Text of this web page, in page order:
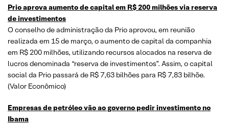
Prio aprova aumento de capital em R$ 200 milhões via reserva
de investimentos
O conselho de administração da Prio aprovou, em reunião
realizada em 15 de março, o aumento de capital da companhia
em R$ 200 milhões, utilizando recursos alocados na reserva de
lucros denominada “reserva de investimentos”. Assim, o capital
social da Prio passará de R$ 7,63 bilhões para R$ 7,83 bilhõe.
(Valor Econômico)
Empresas de petróleo vão ao governo pedir investimento no
Ibama